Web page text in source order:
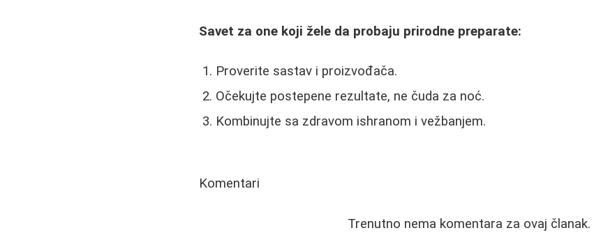
Savet za one koji žele da probaju prirodne preparate:
Proverite sastav i proizvođača.
Očekujte postepene rezultate, ne čuda za noć.
Kombinujte sa zdravom ishranom i vežbanjem.
Komentari
Trenutno nema komentara za ovaj članak.